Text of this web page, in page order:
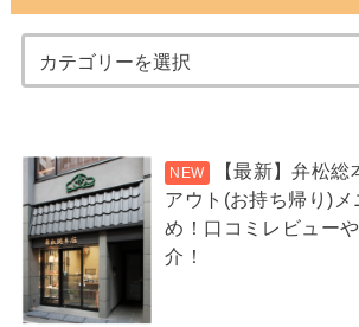
【最新】弁松
アウト(お持ち帰り)メ
め！口コミレビュー
介！